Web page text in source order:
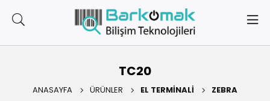
TC20
ANASAYFA ÜRÜNLER EL TERMINALI ZEBRA